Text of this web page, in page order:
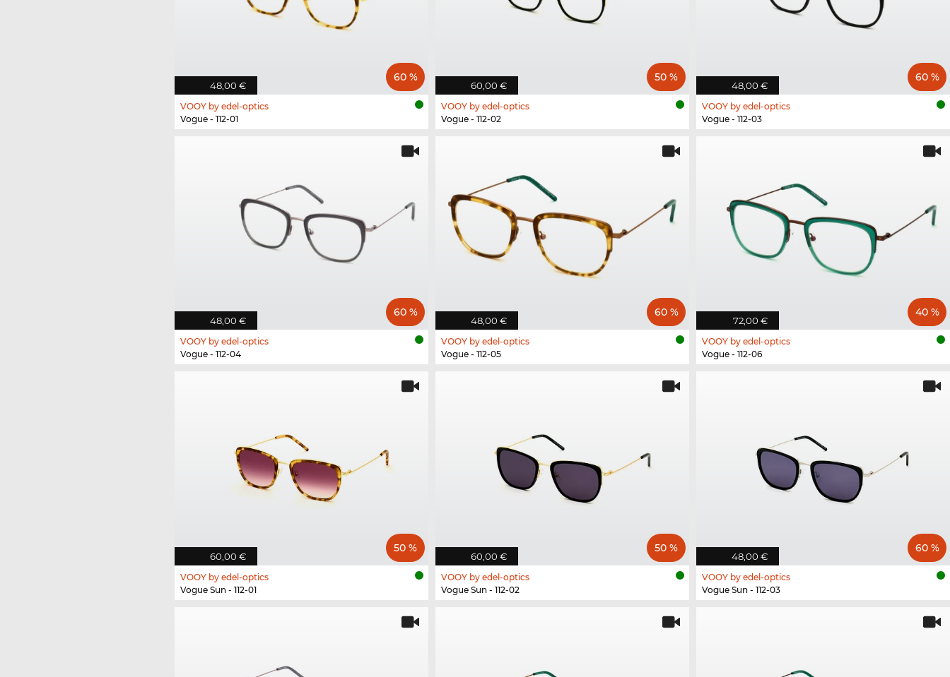
48,00 €
60 %
VOOY by edel-optics
Vogue - 112-01
60,00 €
50 %
VOOY by edel-optics
Vogue - 112-02
48,00 €
60 %
VOOY by edel-optics
Vogue - 112-03
48,00 €
60 %
VOOY by edel-optics
Vogue - 112-04
48,00 €
60 %
VOOY by edel-optics
Vogue - 112-05
72,00 €
40 %
VOOY by edel-optics
Vogue - 112-06
60,00 €
50 %
VOOY by edel-optics
Vogue Sun - 112-01
60,00 €
50 %
VOOY by edel-optics
Vogue Sun - 112-02
48,00 €
60 %
VOOY by edel-optics
Vogue Sun - 112-03